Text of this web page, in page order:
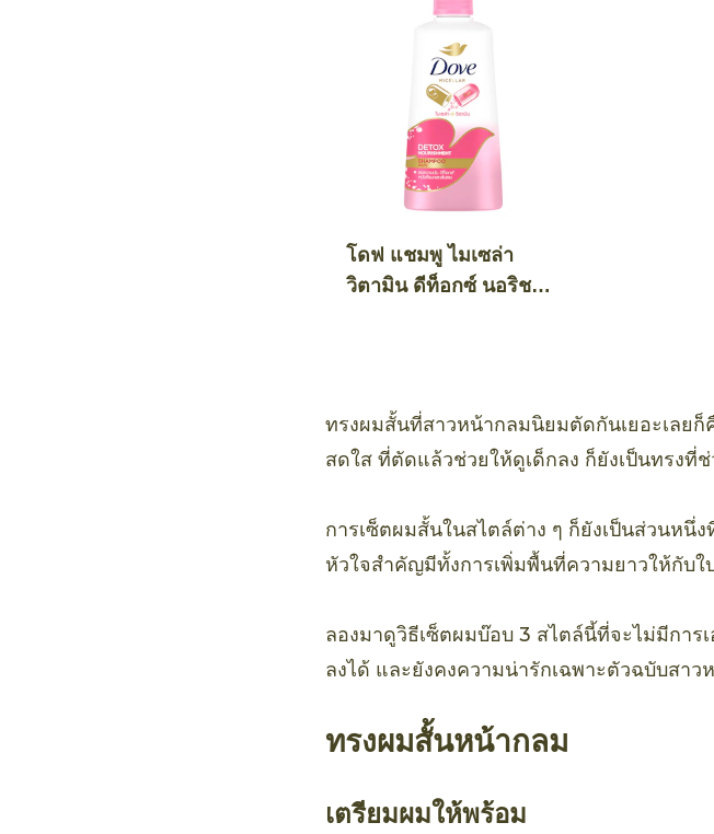
โดฟ แชมพู ไมเซล่า
วิตามิน ดีท็อกซ์ นอริช
ทรงผมสั้นที่สาวหน้ากลมนิยมตัดกันเยอะเลยก็
สดใส ที่ตัดแล้วช่วยให้ดูเด็กลง ก็ยังเป็นทรงที่
การเซ็ตผมสั้นในสไตล์ต่าง ๆ ก็ยังเป็นส่วนหนึ่
หัวใจสำคัญมีทั้งการเพิ่มพื้นที่ความยาวให้กับ
ลองมาดูวิธีเซ็ตผมบ๊อบ 3 สไตล์นี้ที่จะไม่มีการ
ลงได้ และยังคงความน่ารักเฉพาะตัวฉบับสาว
ทรงผมสั้นหน้ากลม
เตรียมผมให้พร้อม